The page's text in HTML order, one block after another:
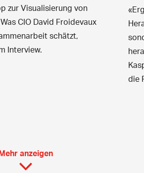
zur Visualisierung von
CIO David Froidevaux
schätzt,
Interview.
die
anzeigen